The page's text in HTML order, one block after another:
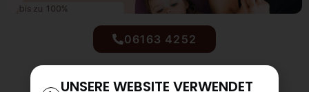
06163 4252
UNSERE WEBSITE VERWENDET